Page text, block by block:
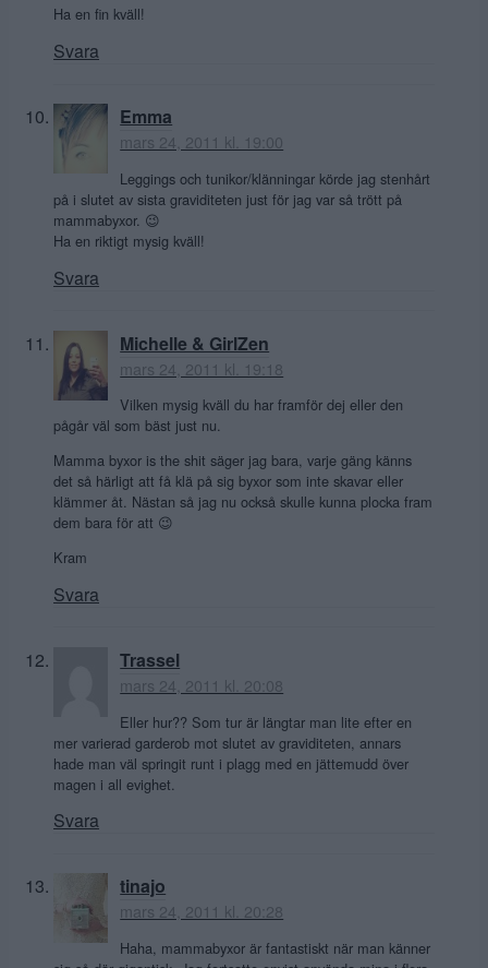
Ha en fin kväll!
Svara
Emma
mars 24, 2011 kl. 19:00
Leggings och tunikor/klänningar körde jag stenhårt
på i slutet av sista graviditeten just för jag var så trött på
mammabyxor. 😉
Ha en riktigt mysig kväll!
Svara
Michelle & GirlZen
mars 24, 2011 kl. 19:18
Vilken mysig kväll du har framför dej eller den
pågår väl som bäst just nu.
Mamma byxor is the shit säger jag bara, varje gäng känns
det så härligt att få klä på sig byxor som inte skavar eller
klämmer åt. Nästan så jag nu också skulle kunna plocka fram
dem bara för att 😉
Kram
Svara
Trassel
mars 24, 2011 kl. 20:08
Eller hur?? Som tur är längtar man lite efter en
mer varierad garderob mot slutet av graviditeten, annars
hade man väl springit runt i plagg med en jättemudd över
magen i all evighet.
Svara
tinajo
mars 24, 2011 kl. 20:28
Haha, mammabyxor är fantastiskt när man känner